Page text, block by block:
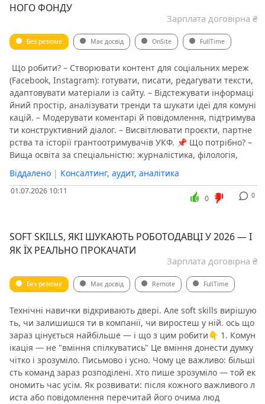
НОГО ФОНДУ
Зарплата договірна ₴
Без резюме Має досвід OnSite FullTime
️ Що робити? – Створювати контент для соціальних мереж
(Facebook, Instagram): готувати, писати, редагувати тексти,
адаптовувати матеріали із сайту. – Відстежувати інформаці
йний простір, аналізувати тренди та шукати ідеї для комуні
кацій. – Модерувати коментарі й повідомлення, підтримува
ти конструктивний діалог. – Висвітлювати проєкти, партне
рства та історії грантоотримувачів УКФ. 📌 Що потрібно? –
Вища освіта за спеціальністю: журналістика, філологія,
Віддалено | Консалтинг, аудит, аналітика
01.07.2026 10:11 0
0
SOFT SKILLS, ЯКІ ШУКАЮТЬ РОБОТОДАВЦІ У 2026 — І
ЯК ЇХ РЕАЛЬНО ПРОКАЧАТИ
Зарплата договірна ₴
Без резюме Має досвід Remote FullTime
Технічні навички відкривають двері. Але soft skills вирішую
ть, чи залишишся ти в компанії, чи виростеш у ній. ось що
зараз цінується найбільше — і що з цим робити👇 1. Комун
ікація — не "вміння спілкуватись" Це вміння донести думку
чітко і зрозуміло. Письмово і усно. Чому це важливо: більші
сть команд зараз розподілені. Хто пише зрозуміло — той ек
ономить час усім. Як розвивати: після кожного важливого л
иста або повідомлення перечитай його очима люд